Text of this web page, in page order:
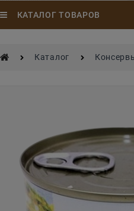
КАТАЛОГ ТОВАРОВ
Каталог